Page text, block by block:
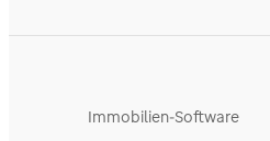
Immobilien-Software